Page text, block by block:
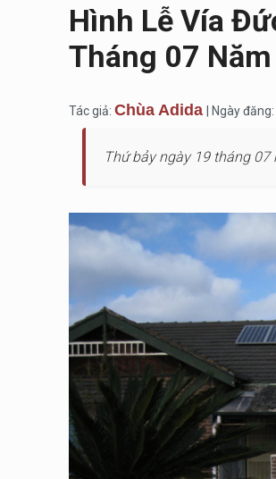
Hình Lễ Vía
Tháng 07
Tác giả: Chùa Adida | Ngày
Thứ bảy ngày 19 tháng